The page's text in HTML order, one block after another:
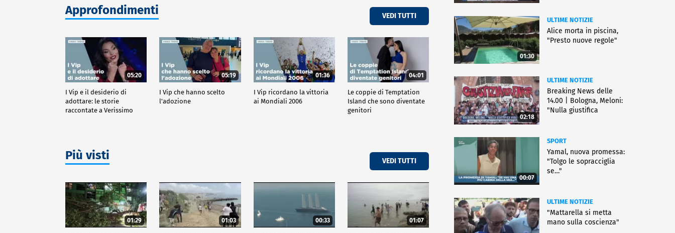
Approfondimenti VEDI TUTTI
05:20
I Vip e il desiderio di
adottare: le storie
raccontate a Verissimo
05:19
I Vip che hanno scelto
l'adozione
01:36
I Vip ricordano la vittoria
ai Mondiali 2006
04:01
Le coppie di Temptation
Island che sono diventate
genitori
Più visti VEDI TUTTI
01:29 01:03 00:33 01:07
01:30
ULTIME NOTIZIE
Alice morta in piscina,
"Presto nuove regole"
02:18
ULTIME NOTIZIE
Breaking News delle
14.00 | Bologna, Meloni:
"Nulla giustifica
00:07
SPORT
Yamal, nuova promessa:
"Tolgo le sopracciglia
se…"
ULTIME NOTIZIE
"Mattarella si metta
mano sulla coscienza"